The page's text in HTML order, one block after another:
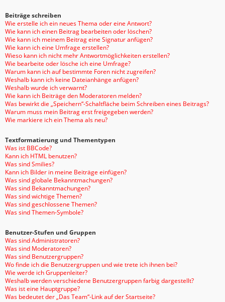
Beiträge schreiben
Wie erstelle ich ein neues Thema oder eine Antwort?
Wie kann ich einen Beitrag bearbeiten oder löschen?
Wie kann ich meinem Beitrag eine Signatur anfügen?
Wie kann ich eine Umfrage erstellen?
Wieso kann ich nicht mehr Antwortmöglichkeiten erstellen?
Wie bearbeite oder lösche ich eine Umfrage?
Warum kann ich auf bestimmte Foren nicht zugreifen?
Weshalb kann ich keine Dateianhänge anfügen?
Weshalb wurde ich verwarnt?
Wie kann ich Beiträge den Moderatoren melden?
Was bewirkt die „Speichern“-Schaltfläche beim Schreiben eines Beitrags?
Warum muss mein Beitrag erst freigegeben werden?
Wie markiere ich ein Thema als neu?
Textformatierung und Thementypen
Was ist BBCode?
Kann ich HTML benutzen?
Was sind Smilies?
Kann ich Bilder in meine Beiträge einfügen?
Was sind globale Bekanntmachungen?
Was sind Bekanntmachungen?
Was sind wichtige Themen?
Was sind geschlossene Themen?
Was sind Themen-Symbole?
Benutzer-Stufen und Gruppen
Was sind Administratoren?
Was sind Moderatoren?
Was sind Benutzergruppen?
Wo finde ich die Benutzergruppen und wie trete ich ihnen bei?
Wie werde ich Gruppenleiter?
Weshalb werden verschiedene Benutzergruppen farbig dargestellt?
Was ist eine Hauptgruppe?
Was bedeutet der „Das Team“-Link auf der Startseite?